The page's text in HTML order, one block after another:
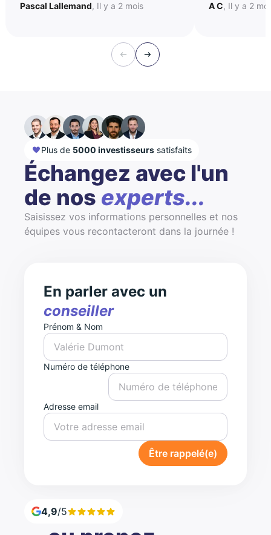
Pascal Lallemand, Il y a 2 mois A C, Il y a 2
Plus de 5000 investisseurs satisfaits
Échangez avec l'un
de nos experts...
Saisissez vos informations personnelles et nos
équipes vous recontacteront dans la journée !
En parler avec un
conseiller
Prénom & Nom
Numéro de téléphone
Adresse email
Être rappelé(e)
4,9/5